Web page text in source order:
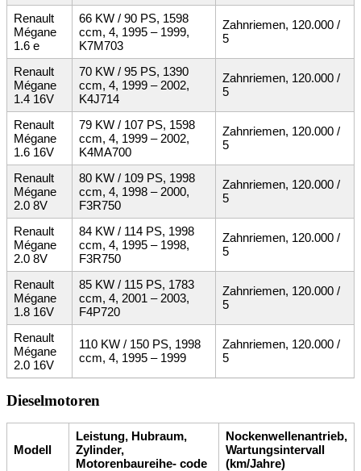
Renault
Mégane
1.6 e
66 KW / 90 PS, 1598
ccm, 4, 1995 – 1999,
K7M703
Zahnriemen, 120.000 /
5
Renault
Mégane
1.4 16V
70 KW / 95 PS, 1390
ccm, 4, 1999 – 2002,
K4J714
Zahnriemen, 120.000 /
5
Renault
Mégane
1.6 16V
79 KW / 107 PS, 1598
ccm, 4, 1999 – 2002,
K4MA700
Zahnriemen, 120.000 /
5
Renault
Mégane
2.0 8V
80 KW / 109 PS, 1998
ccm, 4, 1998 – 2000,
F3R750
Zahnriemen, 120.000 /
5
Renault
Mégane
2.0 8V
84 KW / 114 PS, 1998
ccm, 4, 1995 – 1998,
F3R750
Zahnriemen, 120.000 /
5
Renault
Mégane
1.8 16V
85 KW / 115 PS, 1783
ccm, 4, 2001 – 2003,
F4P720
Zahnriemen, 120.000 /
5
Renault
Mégane
2.0 16V
110 KW / 150 PS, 1998
ccm, 4, 1995 – 1999
Zahnriemen, 120.000 /
5
Dieselmotoren
Modell
Leistung, Hubraum,
Zylinder,
Motorenbaureihe- code
Nockenwellenantrieb,
Wartungsintervall
(km/Jahre)